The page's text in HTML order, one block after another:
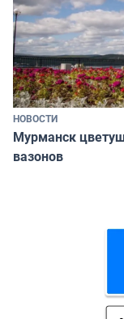
НОВОСТИ
Мурманск
вазонов